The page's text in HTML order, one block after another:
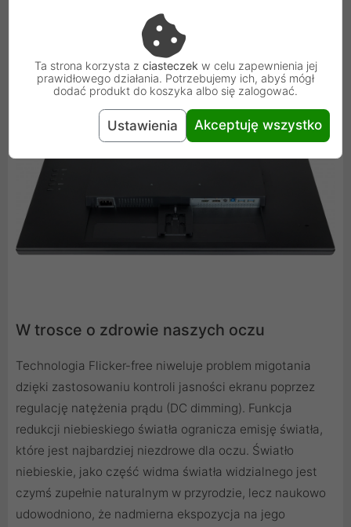
dowolnym uchwycie/ramieniu montażowym za pomocą
otworów VESA o rozstawie 100 x 100 mm. Grasz z
przyjaciółmi? Użyj głośników. Monitor wyposażony jest w
wysokiej jakości głośniki stereo.
W trosce o zdrowie naszych oczu
Technologia Flicker-free niweluje problem migotania
dzięki zastosowaniu kontroli jasności ekranu poprzez
regulację natężenia prądu (DC dimming). Funkcja
redukcji niebieskiego światła ogranicza emisję światła,
które jest najbardziej niezdrowe dla oczu. Światło
niebieskie, jako część widma światła widzialnego jest
czymś zupełnie naturalnym w przyrodzie, lecz naukowo
udowodniono, że nadmierna ekspozycja na jego
Ta strona korzysta z ciasteczek w celu zapewnienia jej
prawidłowego działania. Potrzebujemy ich, abyś mógł
dodać produkt do koszyka albo się zalogować.
Ustawienia Akceptuję wszystko